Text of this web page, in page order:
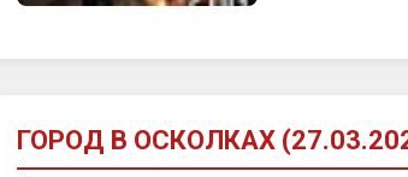
ГОРОД В ОСКОЛКАХ